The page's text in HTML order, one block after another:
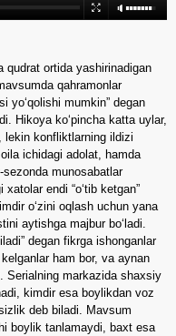
qudrat ortida yashirinadigan
qahramonlar
yo‘qolishi mumkin” degan
Hikoya ko‘pincha katta uylar,
lekin konfliktlarning ildizi
ichidagi adolat, hamda
munosabatlar
endi “o‘tib ketgan”
o‘zini oqlash uchun yana
aytishga majbur bo‘ladi.
degan fikrga ishonganlar
ham bor, va aynan
Serialning markazida shaxsiy
kimdir esa boylikdan voz
deb biladi. Mavsum
boylik tanlamaydi, baxt esa